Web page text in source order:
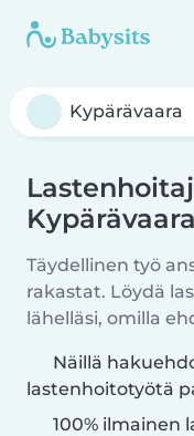
Kypärävaara
Täydellinen työ
rakastat. Löydä
lähelläsi, omilla
Näillä
lastenhoitotyötä
100% ilmainen